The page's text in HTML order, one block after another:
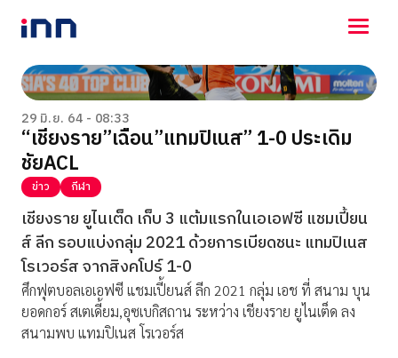
NEWS
ENTERTAINMENT
LIFESTYLE
HOROSCOPE
LOTTERY
VIDEO
ร่วมด้วยช่วยกัน
29 มิ.ย. 64 - 08:33
“เชียงราย”เฉือน”แทมปิเนส” 1-0 ประเดิม
ชัยACL
ข่าว กีฬา
เชียงราย ยูไนเต็ด เก็บ 3 แต้มแรกในเอเอฟซี แชมเปี้ยน
ส์ ลีก รอบแบ่งกลุ่ม 2021 ด้วยการเบียดชนะ แทมปิเนส
โรเวอร์ส จากสิงคโปร์ 1-0
ศึกฟุตบอลเอเอฟซี แชมเปี้ยนส์ ลีก 2021 กลุ่ม เอช ที่ สนาม บุน
ยอดกอร์ สเตเดี้ยม,อุซเบกิสถาน ระหว่าง เชียงราย ยูไนเต็ด ลง
สนามพบ แทมปิเนส โรเวอร์ส